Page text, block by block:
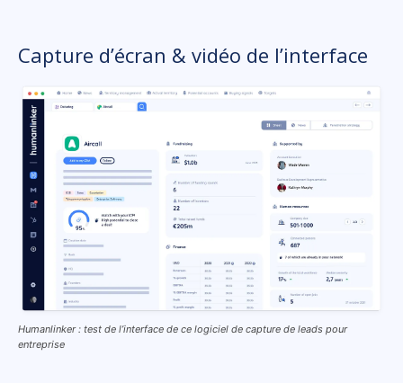
Capture d’écran & vidéo de l’interface
Humanlinker : test de l’interface de ce logiciel de capture de leads pour
entreprise